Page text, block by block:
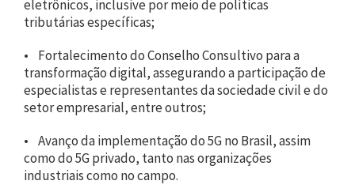
eletrônicos, inclusive por meio de políticas
tributárias específicas;
• Fortalecimento do Conselho Consultivo para a
transformação digital, assegurando a participação de
especialistas e representantes da sociedade civil e do
setor empresarial, entre outros;
• Avanço da implementação do 5G no Brasil, assim
como do 5G privado, tanto nas organizações
industriais como no campo.